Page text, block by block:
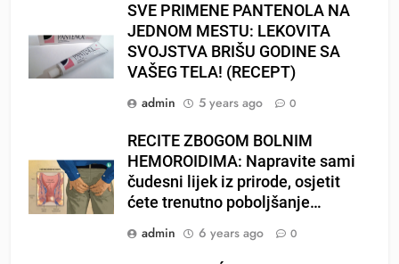
SVE PRIMENE PANTENOLA NA
JEDNOM MESTU: LEKOVITA
SVOJSTVA BRIŠU GODINE SA
VAŠEG TELA! (RECEPT)
admin
5 years ago 0
RECITE ZBOGOM BOLNIM
HEMOROIDIMA: Napravite sami
čudesni lijek iz prirode, osjetit
ćete trenutno poboljšanje…
admin
6 years ago 0